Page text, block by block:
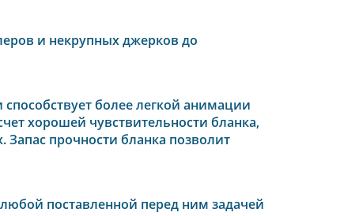
и некрупных джерков до
более легкой анимации
хорошей чувствительности бланка,
прочности бланка позволит
поставленной перед ним задачей